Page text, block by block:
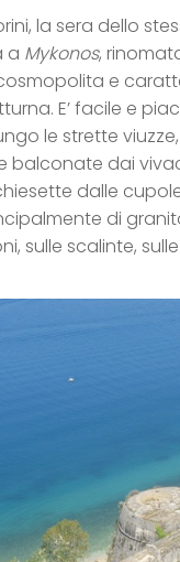
la sera dello
a Mykonos,
e
E’ facile e
le strette
balconate dai
dalle cupole
di
sulle scalinte,